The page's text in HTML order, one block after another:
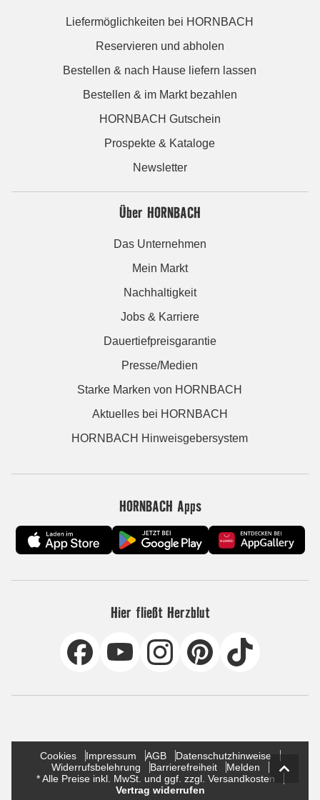
Liefermöglichkeiten bei HORNBACH
Reservieren und abholen
Bestellen & nach Hause liefern lassen
Bestellen & im Markt bezahlen
HORNBACH Gutschein
Prospekte & Kataloge
Newsletter
Über HORNBACH
Das Unternehmen
Mein Markt
Nachhaltigkeit
Jobs & Karriere
Dauertiefpreisgarantie
Presse/Medien
Starke Marken von HORNBACH
Aktuelles bei HORNBACH
HORNBACH Hinweisgebersystem
HORNBACH Apps
Hier fließt Herzblut
Cookies Impressum AGB
Datenschutzhinweise
Widerrufsbelehrung
Barrierefreiheit
Melden
* Alle Preise inkl. MwSt. und ggf. zzgl. Versandkosten
Vertrag widerrufen